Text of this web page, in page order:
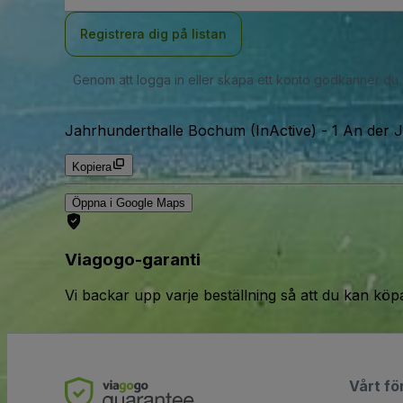
Registrera dig på listan
Genom att logga in eller skapa ett konto godkänner du
Jahrhunderthalle Bochum (InActive) -1 An der
Kopiera
Öppna i Google Maps
Viagogo-garanti
Vi backar upp varje beställning så att du kan
Vårt